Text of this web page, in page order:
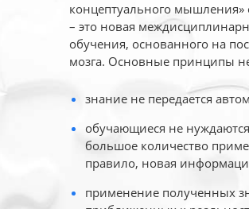
концептуального
– это новая
обучения, основанного на
мозга. Основные принципы
знание не передается
обучающиеся не
большое количество
правило, новая
применение полученных